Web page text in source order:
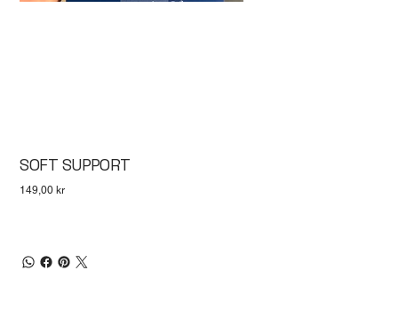
SOFT SUPPORT
Pris
149,00 kr